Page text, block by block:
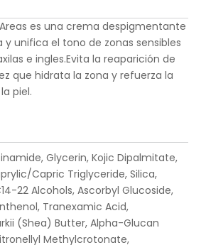
es una crema despigmentante
unifica el tono de zonas sensibles
e ingles.Evita la reaparición de
que hidrata la zona y refuerza la
piel.
Glycerin, Kojic Dipalmitate,
Capric Triglyceride, Silica,
22 Alcohols, Ascorbyl Glucoside,
Tranexamic Acid,
(Shea) Butter, Alpha-Glucan
Methylcrotonate,